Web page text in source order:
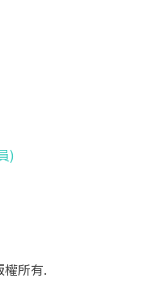
)
所有.